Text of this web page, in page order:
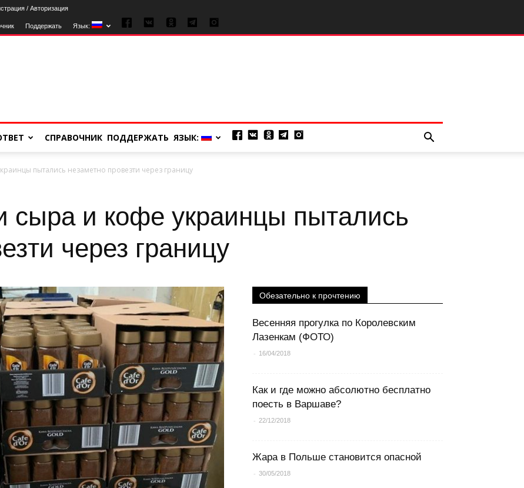
/ Авторизация
Поддержать Язык:
СПРАВОЧНИК ПОДДЕРЖАТЬ ЯЗЫК:
пытались незаметно провезти через границу
сыра и кофе украинцы пытались
через границу
Обезательно к прочтению
Весенняя прогулка по Королевским
Лазенкам (ФОТО)
- 16/04/2018
Как и где можно абсолютно бесплатно
поесть в Варшаве?
- 22/12/2018
Жара в Польше становится опасной
- 30/05/2018